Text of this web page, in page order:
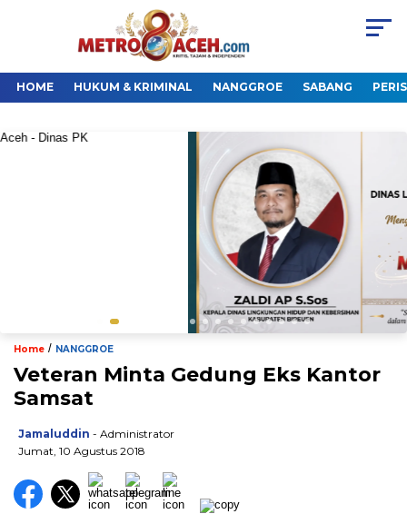
HOME HUKUM & KRIMINAL NANGGROE SABANG
Home / NANGGROE
Veteran Minta Gedung Eks Kantor
Samsat
Jamaluddin - Administrator
Jumat, 10 Agustus 2018